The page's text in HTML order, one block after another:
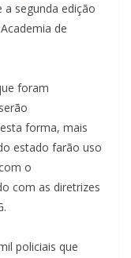
segunda edição
de
foram
forma, mais
estado farão uso
o
com as diretrizes
policiais que